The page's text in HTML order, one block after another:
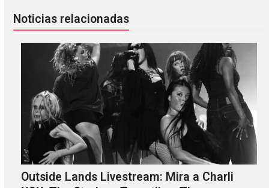
Noticias relacionadas
Outside Lands Livestream: Mira a Charli